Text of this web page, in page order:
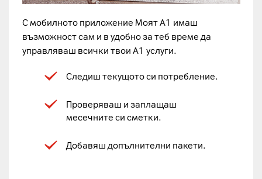
С мобилното приложение Моят А1 имаш
възможност сам и в удобно за теб време да
управляваш всички твои А1 услуги.
Следиш текущото си потребление.
Проверяваш и заплащаш
месечните си сметки.
Добавяш допълнителни пакети.